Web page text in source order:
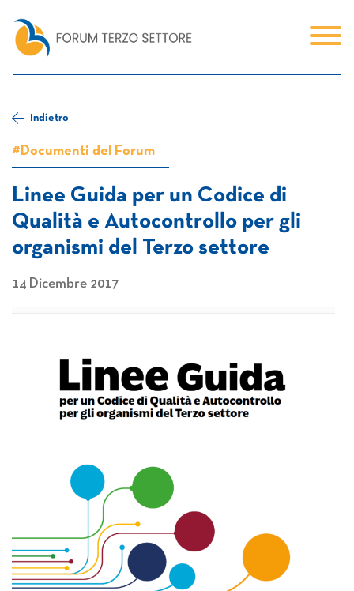
Indietro
#Documenti del Forum
Linee Guida per un Codice di
Qualità e Autocontrollo per gli
organismi del Terzo settore
14 Dicembre 2017